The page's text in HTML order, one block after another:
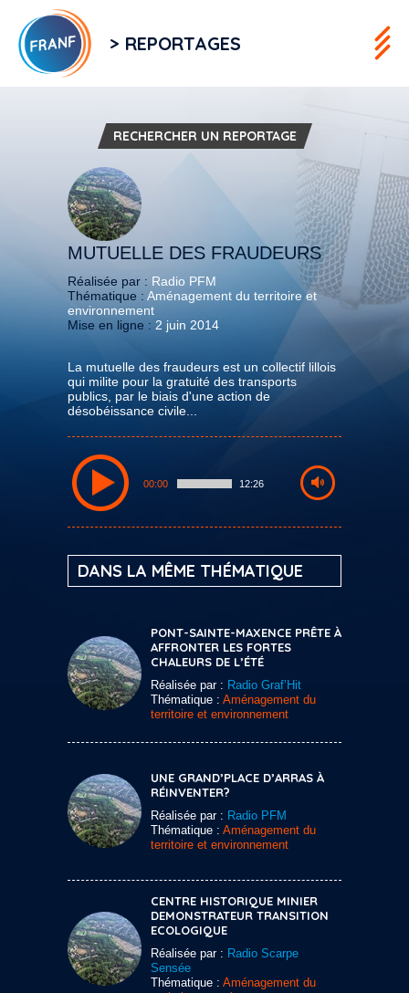
> REPORTAGES
RECHERCHER UN REPORTAGE
MUTUELLE DES FRAUDEURS
Réalisée par : Radio PFM
Thématique : Aménagement du territoire et
environnement
Mise en ligne : 2 juin 2014
La mutuelle des fraudeurs est un collectif lillois
qui milite pour la gratuité des transports
publics, par le biais d'une action de
désobéissance civile...
00:00 12:26
DANS LA MÊME THÉMATIQUE
PONT-SAINTE-MAXENCE PRÊTE À
AFFRONTER LES FORTES
CHALEURS DE L’ÉTÉ
Réalisée par : Radio Graf’Hit
Thématique : Aménagement du
territoire et environnement
UNE GRAND’PLACE D’ARRAS À
RÉINVENTER?
Réalisée par : Radio PFM
Thématique : Aménagement du
territoire et environnement
CENTRE HISTORIQUE MINIER
DEMONSTRATEUR TRANSITION
ECOLOGIQUE
Réalisée par : Radio Scarpe
Sensée
Thématique : Aménagement du